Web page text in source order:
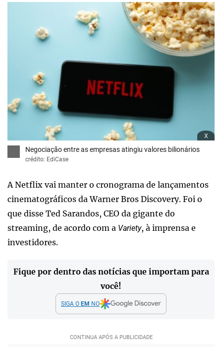
x
Negociação entre as empresas atingiu valores bilionários
crédito: EdiCase
A Netflix vai manter o cronograma de lançamentos
cinematográficos da Warner Bros Discovery. Foi o
que disse Ted Sarandos, CEO da gigante do
streaming, de acordo com a Variety, à imprensa e
investidores.
Fique por dentro das notícias que importam para
você!
SIGA O EM NO